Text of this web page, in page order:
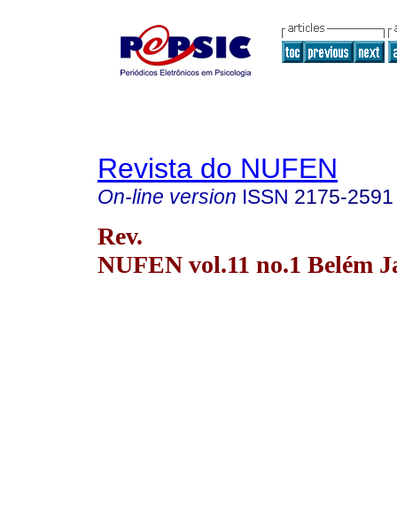
Revista do NUFEN
On-line version ISSN 2175-2591
Rev.
NUFEN vol.11 no.1 Belém